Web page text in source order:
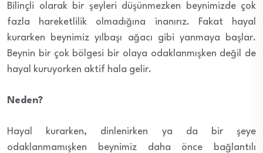
Bilinçli olarak bir şeyleri düşünmezken beynimizde çok
fazla hareketlilik olmadığına inanırız. Fakat hayal
kurarken beynimiz yılbaşı ağacı gibi yanmaya başlar.
Beynin bir çok bölgesi bir olaya odaklanmışken değil de
hayal kuruyorken aktif hala gelir.
Neden?
Hayal kurarken, dinlenirken ya da bir şeye
odaklanmamışken beynimiz daha önce bağlantılı